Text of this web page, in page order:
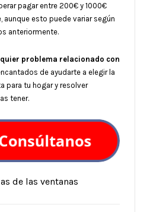
pagar entre 200€ y 1000€
aunque esto puede variar según
anteriormente.
problema relacionado con
de ayudarte a elegir la
para tu hogar y resolver
tener.
de las ventanas